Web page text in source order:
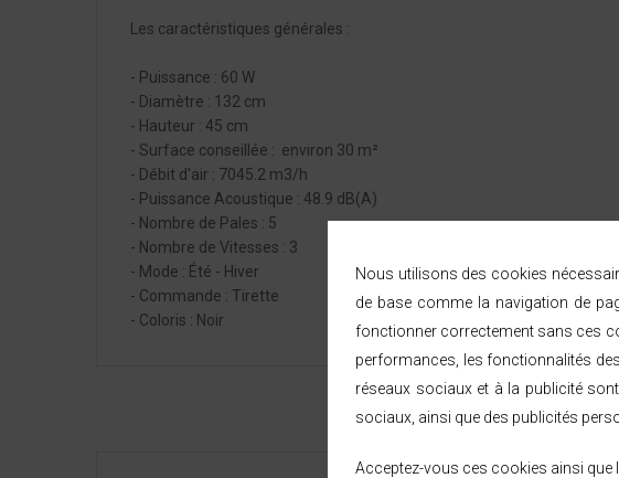
Les caractéristiques générales :
- Puissance : 60 W
- Diamètre : 132 cm
- Hauteur : 45 cm
- Surface conseillée : environ 30 m²
- Débit d'air : 7045.2 m3/h
- Puissance Acoustique : 48.9 dB(A)
- Nombre de Pales : 5
- Nombre de Vitesses : 3
- Mode : Été - Hiver
- Commande : Tirette
- Coloris : Noir
Nous utilisons des cookies
de base comme la navigation de
fonctionner correctement sans ces
performances, les fonctionnalités
réseaux sociaux et à la publicité
sociaux, ainsi que des publicités
Acceptez-vous ces cookies ainsi